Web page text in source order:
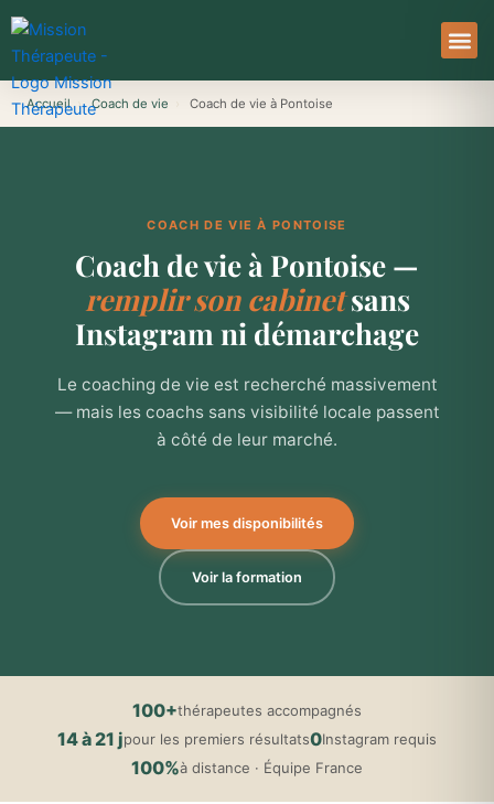
Aller
au
contenu
Accueil › Coach de vie Coach de vie à Pontoise
COACH DE VIE À PONTOISE
Coach de vie à Pontoise —
remplir son cabinetsans
Instagram ni démarchage
Le coaching de vie est recherché massivement
— mais les coachs sans visibilité locale passent
à côté de leur marché.
Voir mes disponibilités
Voir la formation
100+thérapeutes accompagnés
14 à 21 jpour les premiers résultats0Instagram requis
100%à distance · Équipe France